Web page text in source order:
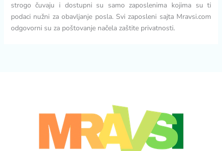
strogo čuvaju i dostupni su samo zaposlenima kojima su ti
podaci nužni za obavljanje posla. Svi zaposleni sajta Mravsi.com
odgovorni su za poštovanje načela zaštite privatnosti.